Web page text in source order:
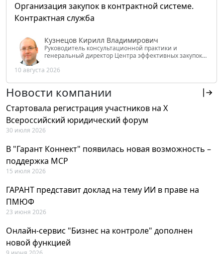
Организация закупок в контрактной системе.
Контрактная служба
Кузнецов Кирилл Владимирович
Руководитель консультационной практики и
генеральный директор Центра эффективных закупок
РФ
10 августа 2026
Новости компании
Стартовала регистрация участников на X
Всероссийский юридический форум
30 июля 2026
В "Гарант Коннект" появилась новая возможность –
поддержка MCP
15 июля 2026
ГАРАНТ представит доклад на тему ИИ в праве на
ПМЮФ
23 июня 2026
Онлайн-сервис "Бизнес на контроле" дополнен
новой функцией